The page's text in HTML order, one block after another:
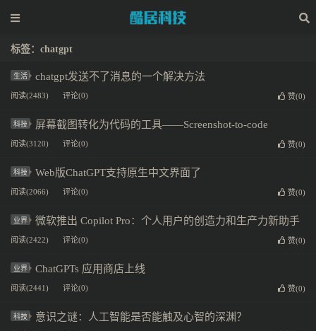
标签：chatgpt
生活 chatgpt发送不了消息的一个解决方法
阅读(2483) 评论(0) 赞(0)
科技 屏幕截图转化为代码的工具——Screenshot-to-code
阅读(3120) 评论(0) 赞(0)
科技 Web版ChatGPT支持原生中文界面了
阅读(2066) 评论(0) 赞(0)
业界 微软推出 Copilot Pro：个人用户的创造力和生产力新助手
阅读(2422) 评论(0) 赞(0)
业界 ChatGPTs 应用商店上线
阅读(2441) 评论(0) 赞(0)
科技 意识之谜：人工智能是否能触及心智的深渊？